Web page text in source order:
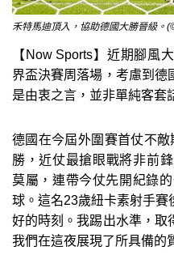
禾特馬迪頂入，協助德國大勝晉級。
【Now Sports】近期腳風
界盃決賽周落場，考慮到德
是由衷之言，並非單純客套
德國在今屆外圍賽首仗不
勝，近仗最搶眼戰將非前
莫屬，連帶今仗先開紀錄
球。這名23歲紐卡素射手
好的時刻。我踢出水準，取
我們在這夜展現了所具備的